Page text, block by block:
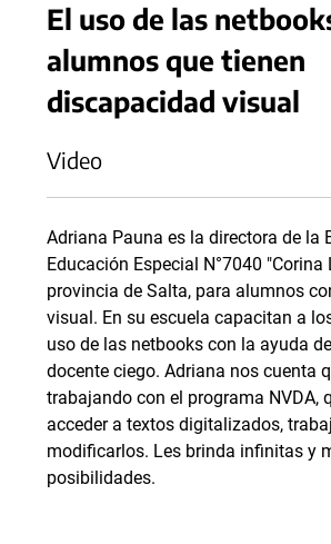
El uso de las
alumnos que tienen
discapacidad visual
Video
Adriana Pauna es la directora de la
Educación Especial N°7040 "Corina
provincia de Salta, para alumnos
visual. En su escuela capacitan a
uso de las netbooks con la ayuda
docente ciego. Adriana nos cuenta
trabajando con el programa NVDA,
acceder a textos digitalizados,
modificarlos. Les brinda infinitas y
posibilidades.